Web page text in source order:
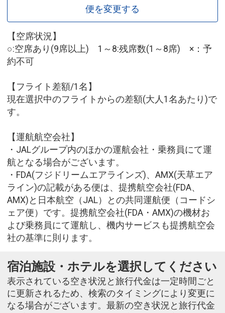
便を変更する
【空席状況】
○:空席あり(9席以上) 1～8:残席数(1～8席) ×：予
約不可
【フライト差額/1名】
現在選択中のフライトからの差額(大人1名あたり)で
す。
【運航航空会社】
・JALグループ内のほかの運航会社・乗務員にて運
航となる場合がございます。
・FDA(フジドリームエアラインズ)、AMX(天草エア
ライン)の記載がある便は、提携航空会社(FDA、
AMX)と日本航空（JAL）との共同運航便（コードシ
ェア便）です。提携航空会社(FDA・AMX)の機材お
よび乗務員にて運航し、機内サービスも提携航空会
社の基準に則ります。
宿泊施設・ホテルを選択してください
表示されている空き状況と旅行代金は一定時間ごと
に更新されるため、検索のタイミングにより変更に
なる場合がございます。最新の空き状況と旅行代金